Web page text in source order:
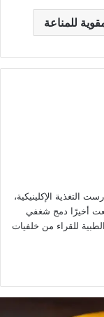
للمناعة
التغذية الإكلينيكية،
أخيرًا دمج شغفي
للقراء من خلفيات